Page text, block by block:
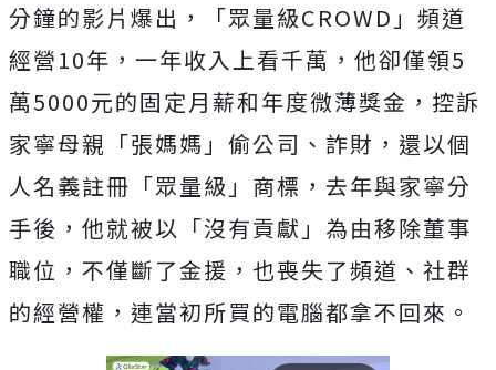
分鐘的影片爆出，「眾量級CROWD」頻道
經營10年，一年收入上看千萬，他卻僅領5
萬5000元的固定月薪和年度微薄獎金，控訴
家寧母親「張媽媽」偷公司、詐財，還以個
人名義註冊「眾量級」商標，去年與家寧分
手後，他就被以「沒有貢獻」為由移除董事
職位，不僅斷了金援，也喪失了頻道、社群
的經營權，連當初所買的電腦都拿不回來。